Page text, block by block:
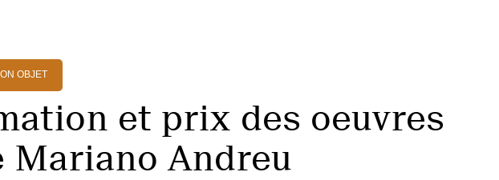
OBJET
et prix des oeuvres
Mariano Andreu